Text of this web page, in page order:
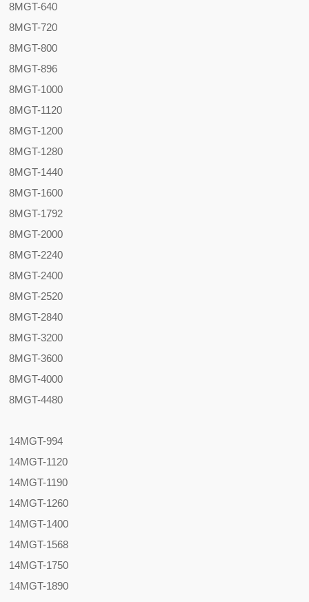
8MGT-640
8MGT-720
8MGT-800
8MGT-896
8MGT-1000
8MGT-1120
8MGT-1200
8MGT-1280
8MGT-1440
8MGT-1600
8MGT-1792
8MGT-2000
8MGT-2240
8MGT-2400
8MGT-2520
8MGT-2840
8MGT-3200
8MGT-3600
8MGT-4000
8MGT-4480
14MGT-994
14MGT-1120
14MGT-1190
14MGT-1260
14MGT-1400
14MGT-1568
14MGT-1750
14MGT-1890